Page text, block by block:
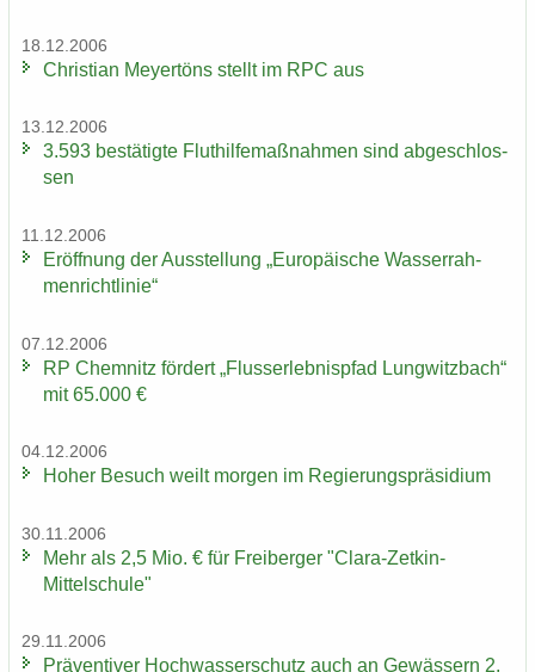
18.12.2006
Chris­ti­an Mey­er­töns stellt im RPC aus
13.12.2006
3.593 be­stä­tig­te Flut­hil­fe­maß­nah­men sind ab­ge­schlos­
sen
11.12.2006
Er­öff­nung der Aus­stel­lung „Eu­ro­päi­sche Was­ser­rah­
men­richt­li­nie“
07.12.2006
RP Chem­nitz för­dert „Fluss­erleb­nis­pfad Lung­witz­bach“
mit 65.000 €
04.12.2006
Hoher Be­such weilt mor­gen im Re­gie­rungs­prä­si­di­um
30.11.2006
Mehr als 2,5 Mio. € für Frei­ber­ger "Clara-​Zetkin-
Mittelschule"
29.11.2006
Prä­ven­ti­ver Hoch­was­ser­schutz auch an Ge­wäs­sern 2.